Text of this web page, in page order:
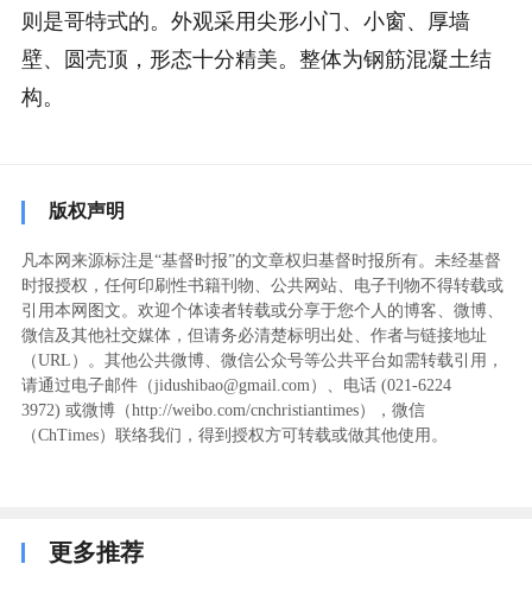
则是哥特式的。外观采用尖形小门、小窗、厚墙
壁、圆壳顶，形态十分精美。整体为钢筋混凝土结
构。
版权声明
凡本网来源标注是“基督时报”的文章权归基督时报所有。未经基督
时报授权，任何印刷性书籍刊物、公共网站、电子刊物不得转载或
引用本网图文。欢迎个体读者转载或分享于您个人的博客、微博、
微信及其他社交媒体，但请务必清楚标明出处、作者与链接地址
（URL）。其他公共微博、微信公众号等公共平台如需转载引用，
请通过电子邮件（jidushibao@gmail.com）、电话 (021-6224
3972) ‬或微博（http://weibo.com/cnchristiantimes），微信
（ChTimes）联络我们，得到授权方可转载或做其他使用。
更多推荐